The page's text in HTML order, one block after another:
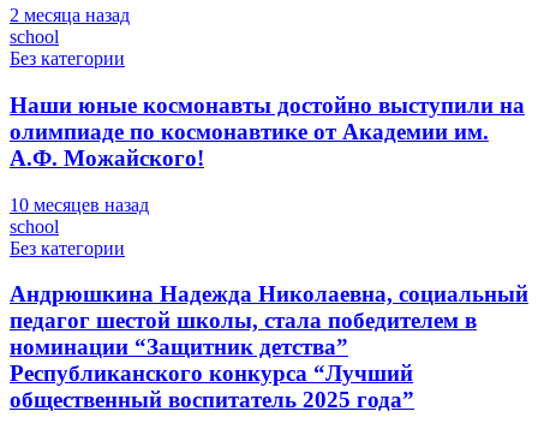
2 месяца назад
school
Без категории
Наши юные космонавты достойно выступили на
олимпиаде по космонавтике от Академии им.
А.Ф. Можайского!
10 месяцев назад
school
Без категории
Андрюшкина Надежда Николаевна, социальный
педагог шестой школы, стала победителем в
номинации “Защитник детства”
Республиканского конкурса “Лучший
общественный воспитатель 2025 года”